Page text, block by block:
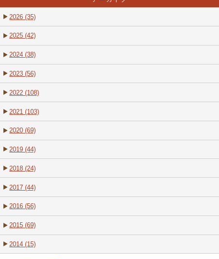
2026 (35)
2025 (42)
2024 (38)
2023 (56)
2022 (108)
2021 (103)
2020 (69)
2019 (44)
2018 (24)
2017 (44)
2016 (56)
2015 (69)
2014 (15)